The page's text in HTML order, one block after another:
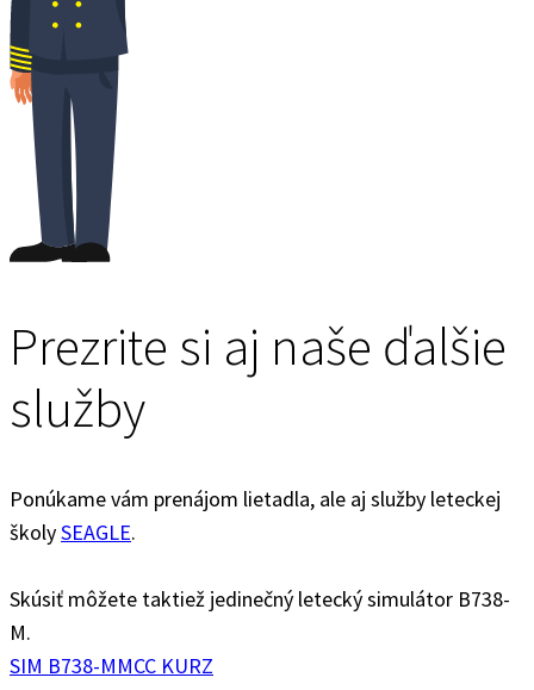
Prezrite si aj naše ďalšie
služby
Ponúkame vám prenájom lietadla, ale aj služby leteckej
školySEAGLE.
Skúsiť môžete taktiež jedinečný letecký simulátor B738-
M.
SIM B738-MMCC KURZ